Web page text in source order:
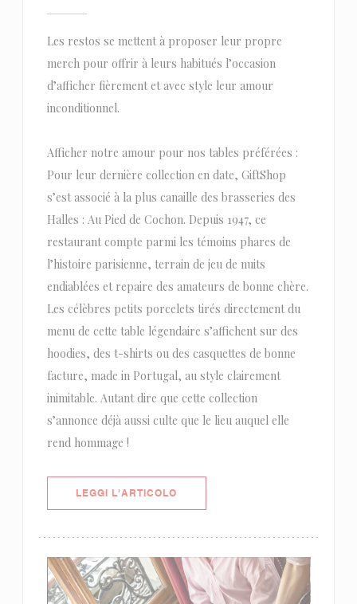
Les restos se mettent à proposer leur propre
merch pour offrir à leurs habitués l’occasion
d’afficher fièrement et avec style leur amour
inconditionnel.
Afficher notre amour pour nos tables préférées :
Pour leur dernière collection en date, GiftShop
s’est associé à la plus canaille des brasseries des
Halles : Au Pied de Cochon. Depuis 1947, ce
restaurant compte parmi les témoins phares de
l’histoire parisienne, terrain de jeu de nuits
endiablées et repaire des amateurs de bonne chère.
Les célèbres petits porcelets tirés directement du
menu de cette table légendaire s’affichent sur des
hoodies, des t-shirts ou des casquettes de bonne
facture, made in Portugal, au style clairement
inimitable. Autant dire que cette collection
s’annonce déjà aussi culte que le lieu auquel elle
rend hommage !
LEGGI L'ARTICOLO